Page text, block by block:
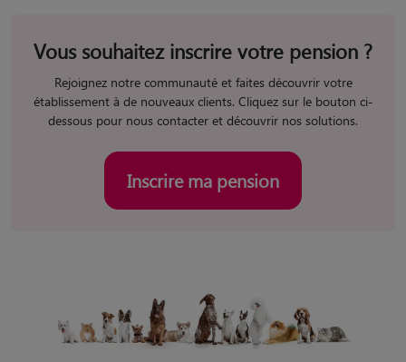
Vous souhaitez inscrire votre pension ?
Rejoignez notre communauté et faites découvrir votre
établissement à de nouveaux clients. Cliquez sur le bouton ci-
dessous pour nous contacter et découvrir nos solutions.
Inscrire ma pension